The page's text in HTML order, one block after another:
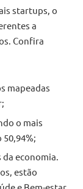
startups, o
a
Confira
mapeadas
o mais
economia.
estão